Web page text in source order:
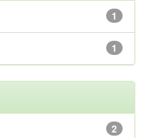
1
1
2